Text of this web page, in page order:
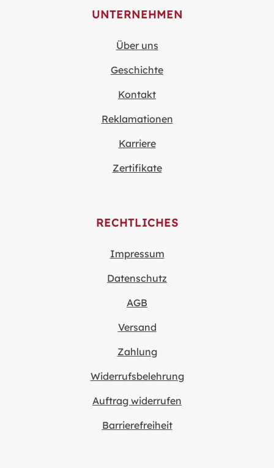
UNTERNEHMEN
Über uns
Geschichte
Kontakt
Reklamationen
Karriere
Zertifikate
RECHTLICHES
Impressum
Datenschutz
AGB
Versand
Zahlung
Widerrufsbelehrung
Auftrag widerrufen
Barrierefreiheit